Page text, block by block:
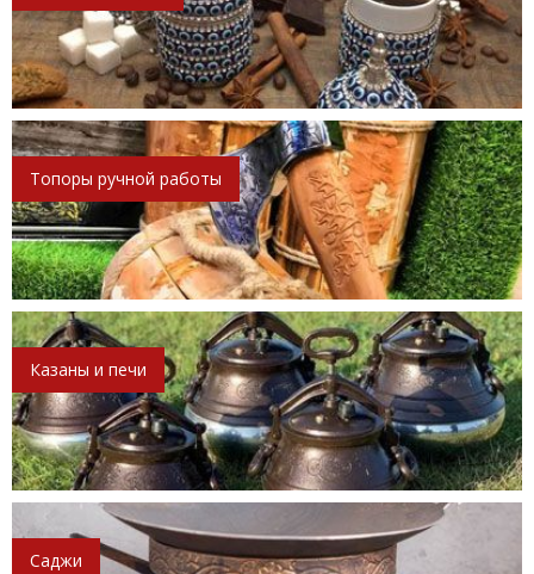
Топоры ручной работы
Казаны и печи
Саджи